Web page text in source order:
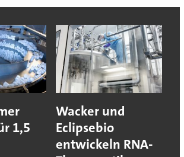
1,5
Wacker und
Eclipsebio
entwickeln RNA-